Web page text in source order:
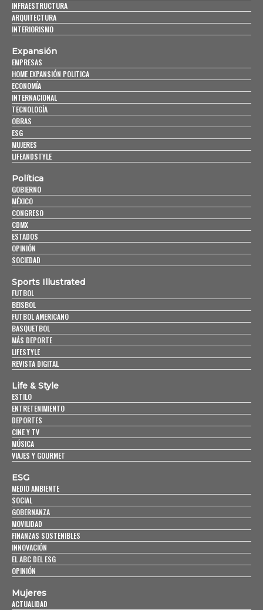
INFRAESTRUCTURA
ARQUITECTURA
INTERIORISMO
Expansión
EMPRESAS
HOME EXPANSIÓN POLITICA
ECONOMÍA
INTERNACIONAL
TECNOLOGÍA
OBRAS
ESG
MUJERES
LIFEANDSTYLE
Política
GOBIERNO
MÉXICO
CONGRESO
CDMX
ESTADOS
OPINIÓN
SOCIEDAD
Sports Illustrated
FUTBOL
BEISBOL
FUTBOL AMERICANO
BASQUETBOL
MÁS DEPORTE
LIFESTYLE
REVISTA DIGITAL
Life & Style
ESTILO
ENTRETENIMIENTO
DEPORTES
CINE Y TV
MÚSICA
VIAJES Y GOURMET
ESG
MEDIO AMBIENTE
SOCIAL
GOBERNANZA
MOVILIDAD
FINANZAS SOSTENIBLES
INNOVACIÓN
EL ABC DEL ESG
OPINIÓN
Mujeres
ACTUALIDAD